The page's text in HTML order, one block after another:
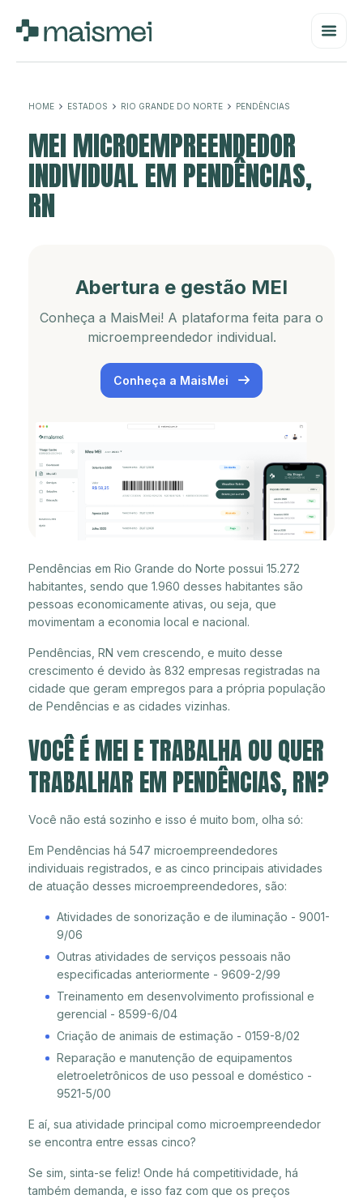
HOME ESTADOS RIO GRANDE DO NORTE PENDÊNCIAS
MEI MICROEMPREENDEDOR
INDIVIDUAL EM PENDÊNCIAS,
RN
Abertura e gestão MEI
Conheça a MaisMei! A plataforma feita para o
microempreendedor individual.
Conheça a MaisMei
Pendências em Rio Grande do Norte possui 15.272
habitantes, sendo que 1.960 desses habitantes são
pessoas economicamente ativas, ou seja, que
movimentam a economia local e nacional.
Pendências, RN vem crescendo, e muito desse
crescimento é devido às 832 empresas registradas na
cidade que geram empregos para a própria população
de Pendências e as cidades vizinhas.
VOCÊ É MEI E TRABALHA OU QUER
TRABALHAR EM PENDÊNCIAS, RN?
Você não está sozinho e isso é muito bom, olha só:
Em Pendências há 547 microempreendedores
individuais registrados, e as cinco principais atividades
de atuação desses microempreendedores, são:
Atividades de sonorização e de iluminação - 9001-
9/06
Outras atividades de serviços pessoais não
especificadas anteriormente - 9609-2/99
Treinamento em desenvolvimento profissional e
gerencial - 8599-6/04
Criação de animais de estimação - 0159-8/02
Reparação e manutenção de equipamentos
eletroeletrônicos de uso pessoal e doméstico -
9521-5/00
E aí, sua atividade principal como microempreendedor
se encontra entre essas cinco?
Se sim, sinta-se feliz! Onde há competitividade, há
também demanda, e isso faz com que os preços